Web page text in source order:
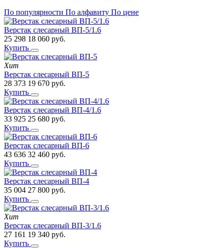
По популярности По алфавиту По цене
Верстак слесарный ВП-5/1.6
25 298 18 060 руб.
Купить
Хит
Верстак слесарный ВП-5
28 373 19 670 руб.
Купить
Верстак слесарный ВП-4/1.6
33 925 25 680 руб.
Купить
Верстак слесарный ВП-6
43 636 32 460 руб.
Купить
Верстак слесарный ВП-4
35 004 27 800 руб.
Купить
Хит
Верстак слесарный ВП-3/1.6
27 161 19 340 руб.
Купить